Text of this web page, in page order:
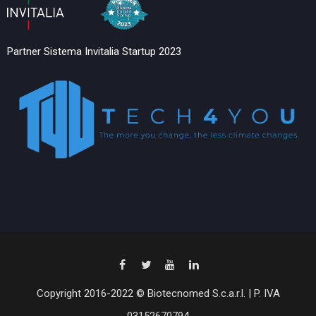
Partner Sistema Invitalia Startup 2023
Copyright 2016-2022 © Biotecnomed S.c.a.r.l. | P. IVA